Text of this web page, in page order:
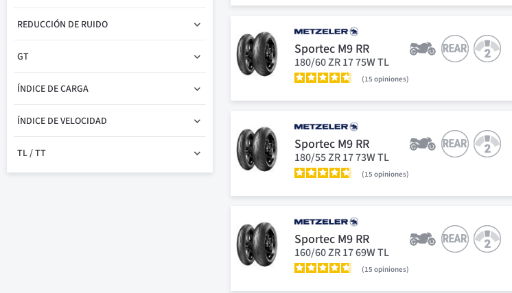
Sportec M9 RR
180/60 ZR 17 75W TL
15opiniones
Sportec M9 RR
180/55 ZR 17 73W TL
15opiniones
Sportec M9 RR
160/60 ZR 17 69W TL
15opiniones
REDUCCIÓN DE RUIDO
GT
ÍNDICE DE CARGA
ÍNDICE DE VELOCIDAD
TL / TT